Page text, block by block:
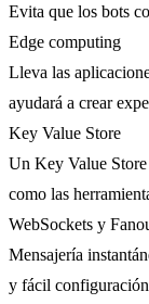
Evita que los bots
Edge computing
Lleva las
ayudará a crear
Key Value Store
Un Key Value
como las
WebSockets y
Mensajería
y fácil configuración